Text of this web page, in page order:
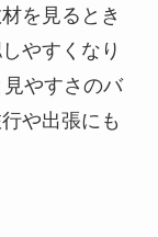
を見るとき
やすくなり
やすさのバ
や出張にも